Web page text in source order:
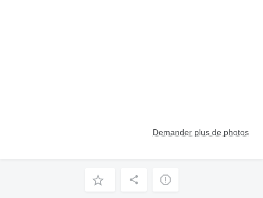
Demander plus de photos